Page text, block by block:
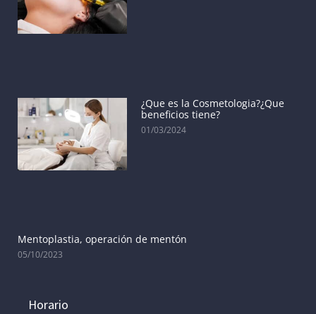
¿Que es la Cosmetologia?¿Que
beneficios tiene?
01/03/2024
Mentoplastia, operación de mentón
05/10/2023
Horario